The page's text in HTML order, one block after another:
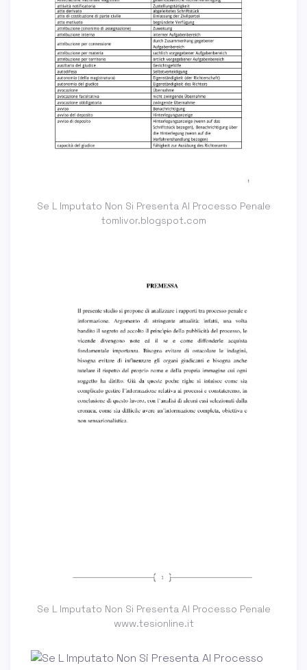
Se L Imputato Non Si Presenta Al Processo Penale
tomlivor.blogspot.com
Se L Imputato Non Si Presenta Al Processo Penale
www.tesionline.it